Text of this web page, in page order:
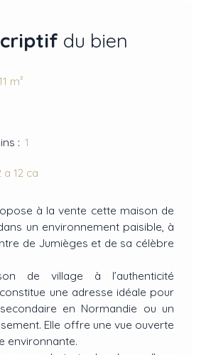
du bien
m²
: 1
a 12 ca
à la vente cette maison de
un environnement paisible, à
de Jumièges et de sa célèbre
de village à l’authenticité
une adresse idéale pour
en Normandie ou un
Elle offre une vue ouverte
environnante.